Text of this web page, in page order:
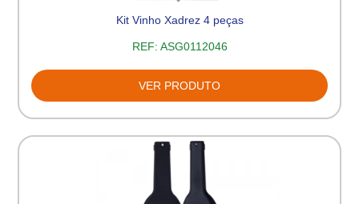
Kit Vinho Xadrez 4 peças
REF: ASG0112046
VER PRODUTO